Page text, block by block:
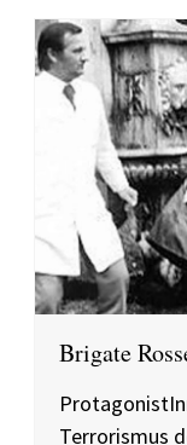
Brigate
Terrorismus